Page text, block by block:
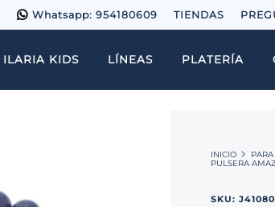
Whatsapp: 954180609 TIENDAS
ILARIA KIDS LÍNEAS PLATERÍA
PULSERA
SKU: